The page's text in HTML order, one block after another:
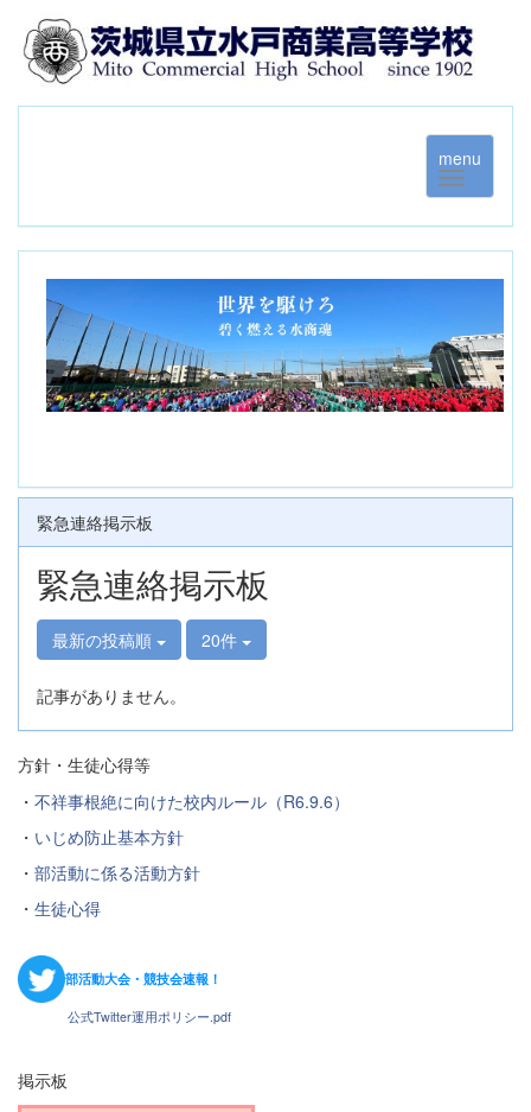
menu
緊急連絡掲示板
緊急連絡掲示板
最新の投稿順 20件
記事がありません。
方針・生徒心得等
・ 不祥事根絶に向けた校内ルール（R6.9.6）
・ いじめ防止基本方針
・ 部活動に係る活動方針
・ 生徒心得
部活動大会・競技会速報！
公式Twitter運用ポリシー.pdf
掲示板